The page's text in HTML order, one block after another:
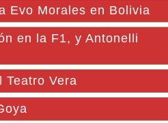
Evo Morales en Bolivia
en la F1, y Antonelli
Teatro Vera